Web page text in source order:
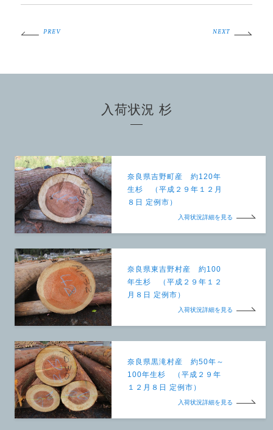
PREV NEXT
入荷状況 杉
奈良県吉野町産 約120年
生杉 （平成２９年１２月
８日 定例市）
入荷状況詳細を見る
奈良県東吉野村産 約100
年生杉 （平成２９年１２
月８日 定例市）
入荷状況詳細を見る
奈良県黒滝村産 約50年～
100年生杉 （平成２９年
１２月８日 定例市）
入荷状況詳細を見る